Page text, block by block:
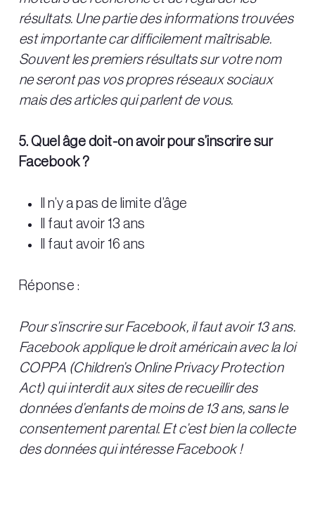
résultats. Une partie des informations trouvées
est importante car difficilement maîtrisable.
Souvent les premiers résultats sur votre nom
ne seront pas vos propres réseaux sociaux
mais des articles qui parlent de vous.
5. Quel âge doit-on avoir pour s’inscrire sur
Facebook ?
Il n’y a pas de limite d’âge
Il faut avoir 13 ans
Il faut avoir 16 ans
Réponse :
Pour s’inscrire sur Facebook, il faut avoir 13 ans.
Facebook applique le droit américain avec la loi
COPPA (Children’s Online Privacy Protection
Act) qui interdit aux sites de recueillir des
données d’enfants de moins de 13 ans, sans le
consentement parental. Et c’est bien la collecte
des données qui intéresse Facebook !